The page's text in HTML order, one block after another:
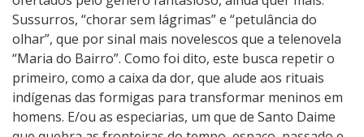
Sussurros, “chorar sem lágrimas” e “petulância do
olhar”, que por sinal mais novelescos que a telenovela
“Maria do Bairro”. Como foi dito, este busca repetir o
primeiro, como a caixa da dor, que alude aos rituais
indígenas das formigas para transformar meninos em
homens. E/ou as especiarias, um que de Santo Daime